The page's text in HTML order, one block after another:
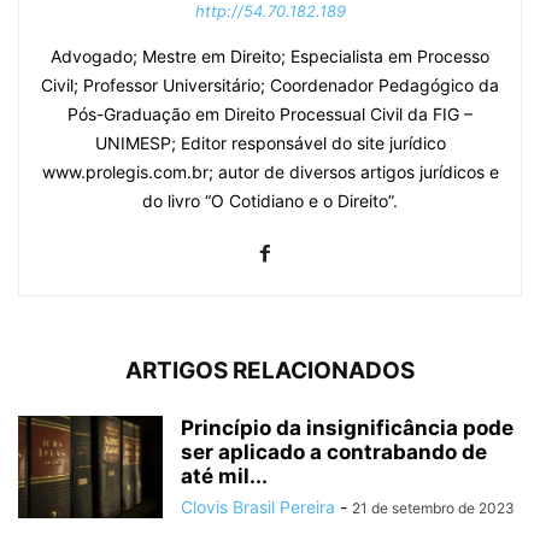
http://54.70.182.189
Advogado; Mestre em Direito; Especialista em Processo
Civil; Professor Universitário; Coordenador Pedagógico da
Pós-Graduação em Direito Processual Civil da FIG –
UNIMESP; Editor responsável do site jurídico
www.prolegis.com.br; autor de diversos artigos jurídicos e
do livro “O Cotidiano e o Direito”.
ARTIGOS RELACIONADOS
Princípio da insignificância pode
ser aplicado a contrabando de
até mil...
Clovis Brasil Pereira - 21 de setembro de 2023